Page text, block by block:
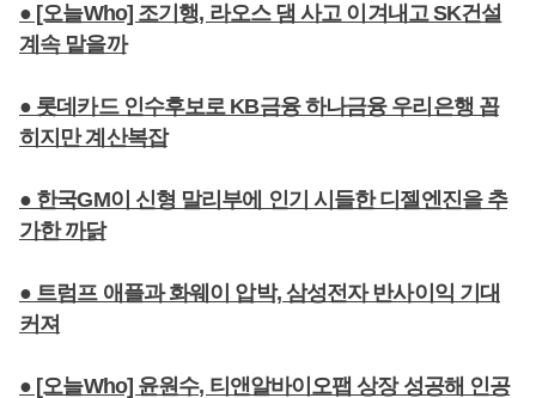
● [오늘Who] 조기행, 라오스 댐 사고 이겨내고 SK건설
계속 맡을까
● 롯데카드 인수후보로 KB금융 하나금융 우리은행 꼽
히지만 계산복잡
● 한국GM이 신형 말리부에 인기 시들한 디젤엔진을 추
가한 까닭
● 트럼프 애플과 화웨이 압박, 삼성전자 반사이익 기대
커져
● [오늘Who] 윤원수, 티앤알바이오팹 상장 성공해 인공